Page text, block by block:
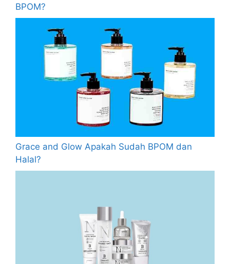
BPOM?
Grace and Glow Apakah Sudah BPOM dan
Halal?